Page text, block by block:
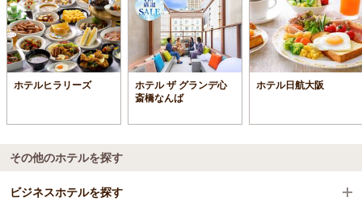
ホテルヒラリーズ
ホテル ザ グランデ心
斎橋なんば
ホテル日航大阪
その他のホテルを探す
ビジネスホテルを探す